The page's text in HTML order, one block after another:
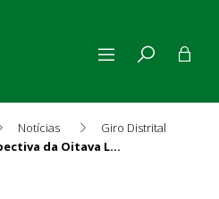
Notícias
Giro Distrital
Programa traz retrospectiva da Oitava Legislatura e as homenagens da CLDF a personalidades e ao artista Athos Bulcão